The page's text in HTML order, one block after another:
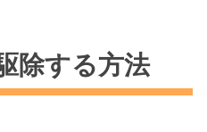
除する方法